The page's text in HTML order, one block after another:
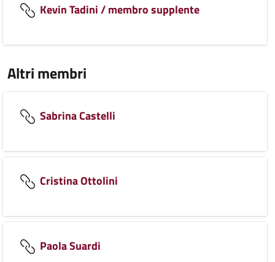
Kevin Tadini / membro supplente
Altri membri
Sabrina Castelli
Cristina Ottolini
Paola Suardi